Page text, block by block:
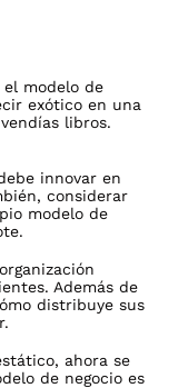
el modelo de
exótico en una
libros.
innovar en
considerar
modelo de
Además de
distribuye sus
ahora se
de negocio es